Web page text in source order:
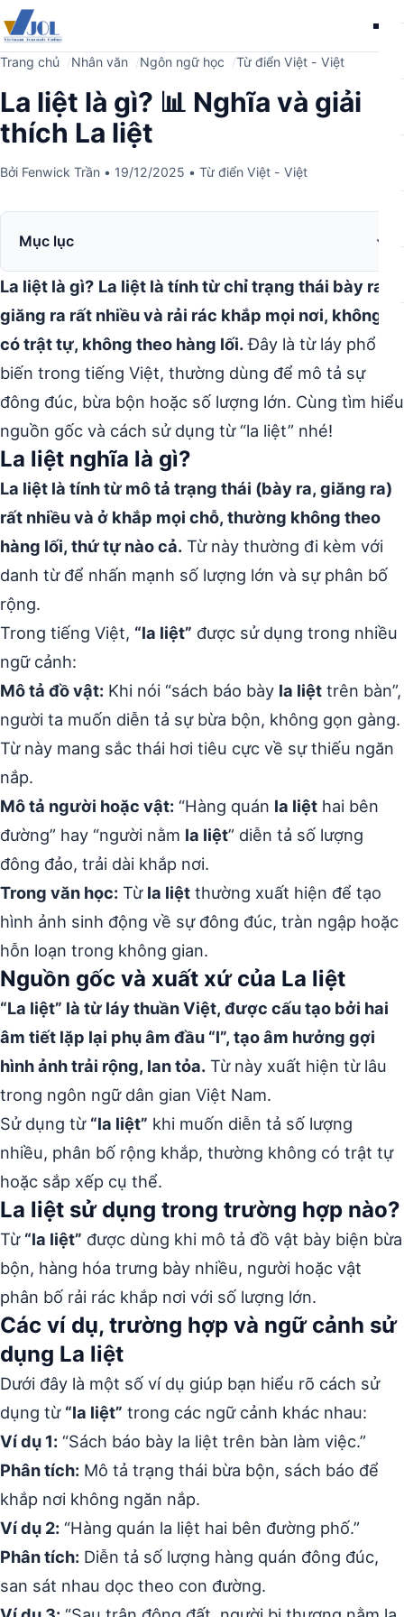
Trang chủ Nhân văn Ngôn ngữ học Từ điển Việt - Việt
La liệt là gì? 📊 Nghĩa và giải
thích La liệt
Bởi Fenwick Trần • 19/12/2025 • Từ điển Việt - Việt
Mục lục
La liệt là gì? La liệt là tính từ chỉ trạng thái bày ra,
giăng ra rất nhiều và rải rác khắp mọi nơi, không
có trật tự, không theo hàng lối.Đây là từ láy phổ
biến trong tiếng Việt, thường dùng để mô tả sự
đông đúc, bừa bộn hoặc số lượng lớn. Cùng tìm hiểu
nguồn gốc và cách sử dụng từ “la liệt” nhé!
La liệt nghĩa là gì?
La liệt là tính từ mô tả trạng thái (bày ra, giăng ra)
rất nhiều và ở khắp mọi chỗ, thường không theo
hàng lối, thứ tự nào cả. Từ này thường đi kèm với
danh từ để nhấn mạnh số lượng lớn và sự phân bố
rộng.
Trong tiếng Việt, “la liệt” được sử dụng trong nhiều
ngữ cảnh:
Mô tả đồ vật: Khi nói “sách báo bày la liệt trên bàn”,
người ta muốn diễn tả sự bừa bộn, không gọn gàng.
Từ này mang sắc thái hơi tiêu cực về sự thiếu ngăn
nắp.
Mô tả người hoặc vật: “Hàng quán la liệt hai bên
đường” hay “người nằm la liệt” diễn tả số lượng
đông đảo, trải dài khắp nơi.
Trong văn học: Từ la liệt thường xuất hiện để tạo
hình ảnh sinh động về sự đông đúc, tràn ngập hoặc
hỗn loạn trong không gian.
Nguồn gốc và xuất xứ của La liệt
“La liệt” là từ láy thuần Việt, được cấu tạo bởi hai
âm tiết lặp lại phụ âm đầu “l”, tạo âm hưởng gợi
hình ảnh trải rộng, lan tỏa. Từ này xuất hiện từ lâu
trong ngôn ngữ dân gian Việt Nam.
Sử dụng từ “la liệt” khi muốn diễn tả số lượng
nhiều, phân bố rộng khắp, thường không có trật tự
hoặc sắp xếp cụ thể.
La liệt sử dụng trong trường hợp nào?
Từ “la liệt” được dùng khi mô tả đồ vật bày biện bừa
bộn, hàng hóa trưng bày nhiều, người hoặc vật
phân bố rải rác khắp nơi với số lượng lớn.
Các ví dụ, trường hợp và ngữ cảnh sử
dụng La liệt
Dưới đây là một số ví dụ giúp bạn hiểu rõ cách sử
dụng từ “la liệt” trong các ngữ cảnh khác nhau:
Ví dụ 1: “Sách báo bày la liệt trên bàn làm việc.”
Phân tích: Mô tả trạng thái bừa bộn, sách báo để
khắp nơi không ngăn nắp.
Ví dụ 2: “Hàng quán la liệt hai bên đường phố.”
Phân tích: Diễn tả số lượng hàng quán đông đúc,
san sát nhau dọc theo con đường.